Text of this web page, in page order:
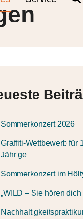
Sommerkonzert 2026
Graffiti-Wettbewerb für
Jährige
Sommerkonzert im
„WILD – Sie hören dich